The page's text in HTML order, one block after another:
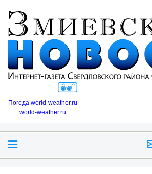
Погода world-weather.ru
world-weather.ru